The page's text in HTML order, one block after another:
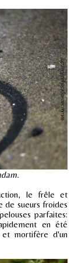
le frêle et
de sueurs froides
parfaites:
en été
mortifère d'un